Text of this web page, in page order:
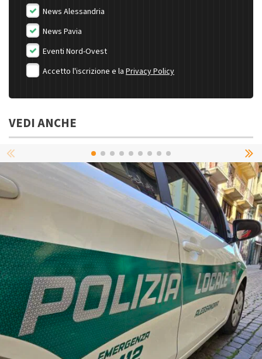
News Alessandria
News Pavia
Eventi Nord-Ovest
Accetto l'iscrizione e la Privacy Policy
VEDI ANCHE